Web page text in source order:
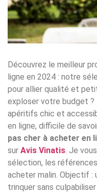
Découvrez le meilleur
ligne en 2024 : notre
pour allier qualité et
exploser votre budget
apéritifs chic et
en ligne, difficile de
pas cher à acheter en
sur Avis Vinatis. Je
sélection, les
acheter malin. Objectif :
trinquer sans culpabiliser